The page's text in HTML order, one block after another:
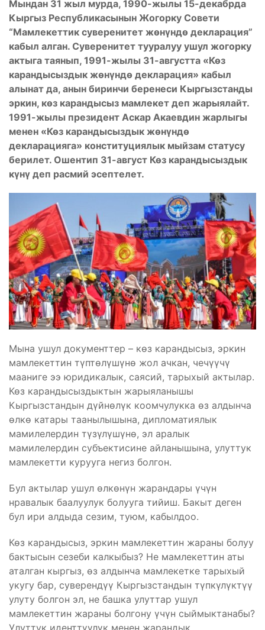
Мындан 31 жыл мурда, 1990-жылы 15-декабрда
Кыргыз Республикасынын Жогорку Совети
“Мамлекеттик суверенитет жөнүндө декларация”
кабыл алган. Суверенитет тууралуу ушул жогорку
актыга таянып, 1991-жылы 31-августта «Көз
карандысыздык жөнүндө декларация» кабыл
алынат да, анын биринчи беренеси Кыргызстанды
эркин, көз карандысыз мамлекет деп жарыялайт.
1991-жылы президент Аскар Акаевдин жарлыгы
менен «Көз карандысыздык жөнүндө
декларацияга» конституциялык мыйзам статусу
берилет. Ошентип 31-август Көз карандысыздык
күнү деп расмий эсептелет.
Мына ушул документтер – көз карандысыз, эркин
мамлекеттин түптөлүшүнө жол ачкан, чечүүчү
мааниге ээ юридикалык, саясий, тарыхый актылар.
Көз карандысыздыктын жарыяланышы
Кыргызстандын дүйнөлүк коомчулукка өз алдынча
өлкө катары таанылышына, дипломатиялык
мамилелердин түзүлүшүнө, эл аралык
мамилелердин субъектисине айланышына, улуттук
мамлекетти курууга негиз болгон.
Бул актылар ушул өлкөнүн жарандары үчүн
нравалык баалуулук болууга тийиш. Бакыт деген
бул ири алдыда сезим, туюм, кабылдоо.
Көз карандысыз, эркин мамлекеттин жараны болуу
бактысын сезеби калкыбыз? Не мамлекеттин аты
аталган кыргыз, өз алдынча мамлекетке тарыхый
укугу бар, суверендүү Кыргызстандын түпкүлүктүү
улуту болгон эл, не башка улуттар ушул
мамлекеттин жараны болгону үчүн сыймыктанабы?
Улуттук иденттүүлүк менен жарандык